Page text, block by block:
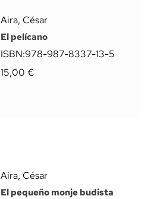
Aira, César
El pelícano
ISBN:978-987-8337-13-5
15,00 €
Aira, César
El pequeño monje budista